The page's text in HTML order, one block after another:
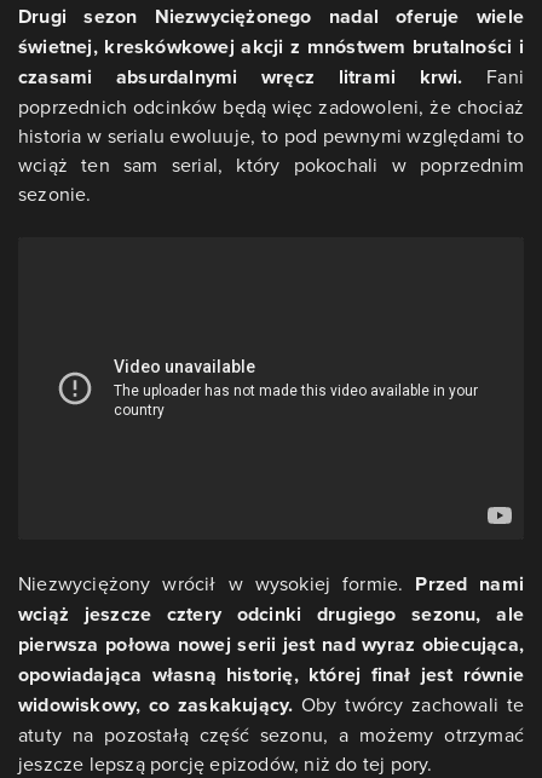
Drugi sezon Niezwyciężonego nadal oferuje wiele
świetnej, kreskówkowej akcji z mnóstwem brutalności i
czasami absurdalnymi wręcz litrami krwi. Fani
poprzednich odcinków będą więc zadowoleni, że chociaż
historia w serialu ewoluuje, to pod pewnymi względami to
wciąż ten sam serial, który pokochali w poprzednim
sezonie.
Niezwyciężony wrócił w wysokiej formie. Przed nami
wciąż jeszcze cztery odcinki drugiego sezonu, ale
pierwsza połowa nowej serii jest nad wyraz obiecująca,
opowiadająca własną historię, której finał jest równie
widowiskowy, co zaskakujący. Oby twórcy zachowali te
atuty na pozostałą część sezonu, a możemy otrzymać
jeszcze lepszą porcję epizodów, niż do tej pory.